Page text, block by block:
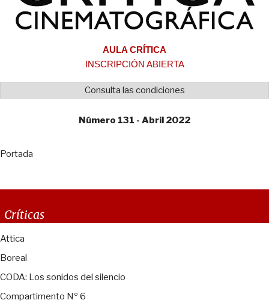
AULA CRÍTICA
INSCRIPCIÓN ABIERTA
Consulta las condiciones
Número 131 - Abril 2022
Portada
Críticas
Attica
Boreal
CODA: Los sonidos del silencio
Compartimento Nº 6